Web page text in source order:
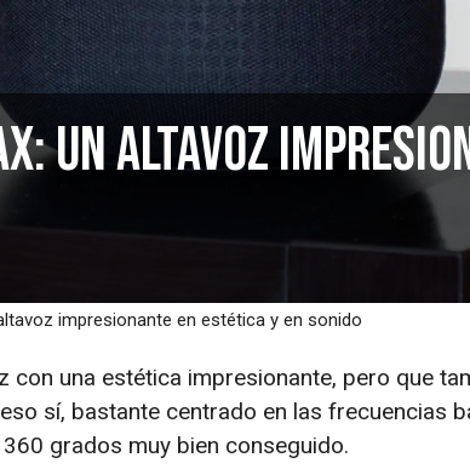
un altavoz
impresionante en estética y en sonido
con una estética impresionante, pero que
sí, bastante centrado en las frecuencias
grados muy bien conseguido.